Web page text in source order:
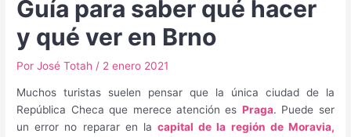
Guía para saber qué hacer
y qué ver en Brno
PorJosé Totah / 2 enero 2021
Muchos turistas suelen pensar que la única ciudad de la
República Checa que merece atención es Praga. Puede ser
un error no reparar en lacapital de la región de Moravia,